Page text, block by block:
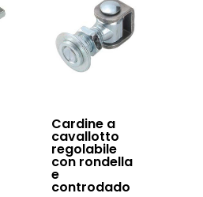
Cardine a
cavallotto
regolabile
con rondella
e
controdado